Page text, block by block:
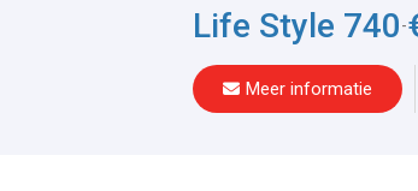
Life Style 740-
Meer informatie